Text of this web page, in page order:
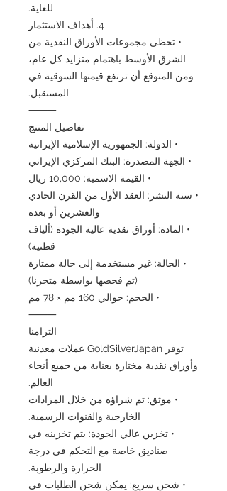
للغاية.
4. أهداف الاستثمار
• تحظى مجموعات الأوراق النقدية من
الشرق الأوسط باهتمام متزايد كل عام،
ومن المتوقع أن ترتفع قيمتها السوقية في
المستقبل.
⸻
تفاصيل المنتج
• الدولة: الجمهورية الإسلامية الإيرانية
• الجهة المصدرة: البنك المركزي الإيراني
• القيمة الاسمية: 10,000 ريال
• سنة النشر: العقد الأول من القرن الحادي
والعشرين أو بعده
• المادة: أوراق نقدية عالية الجودة (ألياف
قطنية)
• الحالة: غير مستخدمة إلى حالة ممتازة
(تم فحصها بواسطة متجرنا)
• الحجم: حوالي 160 مم × 78 مم
⸻
التزامنا
توفر GoldSilverJapan عملات معدنية
وأوراق نقدية مختارة بعناية من جميع أنحاء
العالم.
• موثق: تم شراؤه من خلال المزادات
الخارجية والقنوات الرسمية.
• تخزين عالي الجودة: يتم تخزينه في
صناديق خاصة مع التحكم في درجة
الحرارة والرطوبة.
• شحن سريع: يمكن شحن الطلبات في